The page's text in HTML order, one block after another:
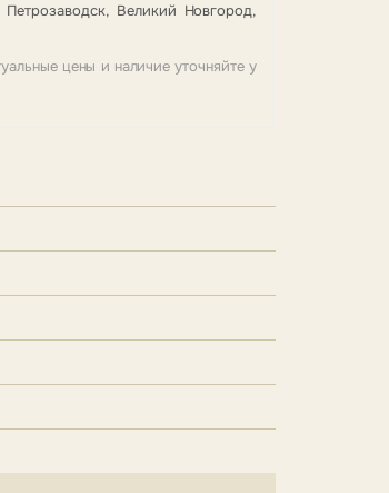
Великий Новгород,
цены и наличие уточняйте у